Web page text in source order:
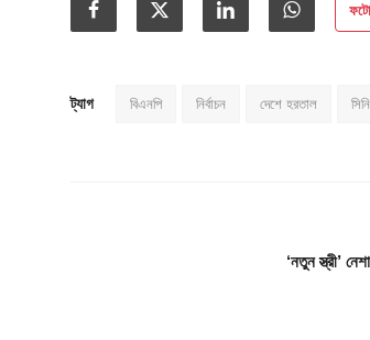
ফটো
ট্যাগ বিএনপি নির্বাচন দেশে হরতাল
‘নতুন স্ত্রী’